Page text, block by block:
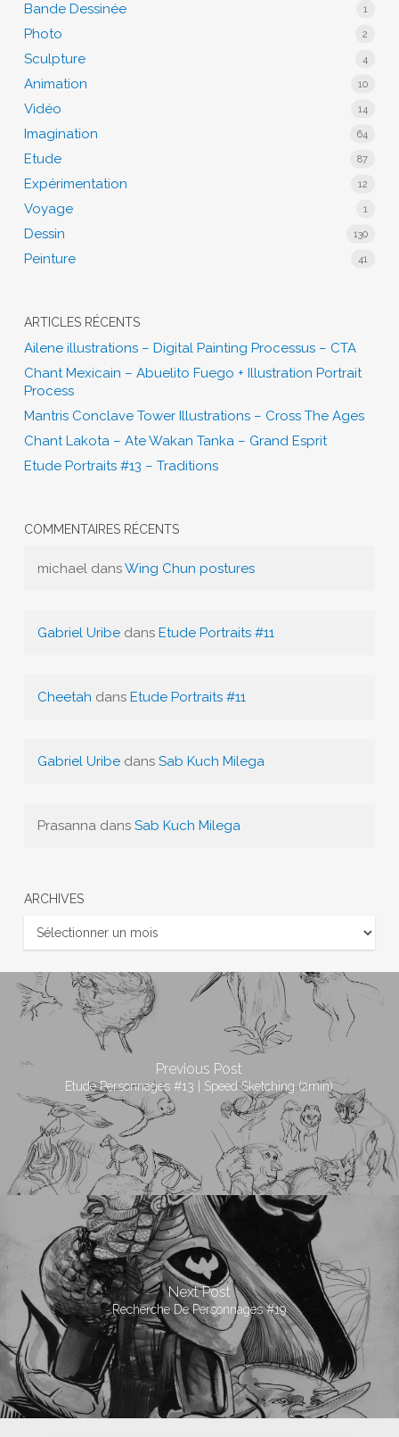
Bande Dessinée 1
Photo 2
Sculpture 4
Animation 10
Vidéo 14
Imagination 64
Etude 87
Expérimentation 12
Voyage 1
Dessin 130
Peinture 41
ARTICLES RÉCENTS
Ailene illustrations – Digital Painting Processus – CTA
Chant Mexicain – Abuelito Fuego + Illustration Portrait
Process
Mantris Conclave Tower Illustrations – Cross The Ages
Chant Lakota – Ate Wakan Tanka – Grand Esprit
Etude Portraits #13 – Traditions
COMMENTAIRES RÉCENTS
michaeldansWing Chun postures
Gabriel Uribedans Etude Portraits #11
Cheetah dans Etude Portraits #11
Gabriel Uribedans Sab Kuch Milega
Prasannadans Sab Kuch Milega
ARCHIVES
Archives
Previous Post
Etude Personnages #13 | Speed Sketching (2min)
Next Post
Recherche De Personnages #19